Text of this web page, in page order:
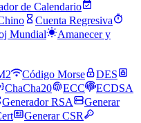
de Calendario
Cuenta Regresiva
Mundial
Amanecer y
Código Morse
DES
ChaCha20 ECC
ECDSA
Generador RSA
Generar
Generar CSR